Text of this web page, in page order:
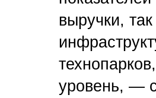
выручки,
уровень, —